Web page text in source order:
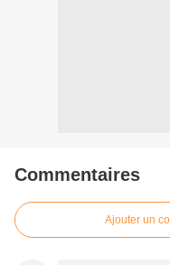
Commentaires
Ajouter un